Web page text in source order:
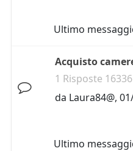
Ultimo
Acquisto
1 Risposte
da Laura84@,
Ultimo